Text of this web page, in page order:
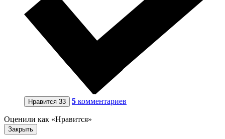
Нравится 33 5 комментариев
Оценили как «Нравится»
Закрыть